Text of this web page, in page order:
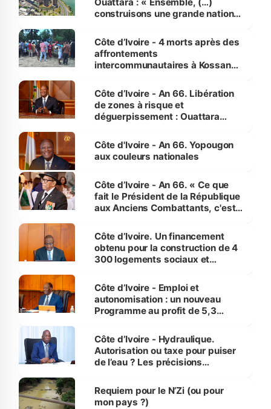
construisons une grande nation
générations futures »
Côte d’Ivoire - 4 morts après des
affrontements
intercommunautaires à Kossandji
milieu des sinistrés
Côte d’Ivoire - An 66. Libération
de zones à risque et
déguerpissement : Ouattara
l'Etat de droit pour préserver les
vies humaines »
Côte d'Ivoire - An 66. Yopougon
aux couleurs nationales
Côte d’Ivoire - An 66. « Ce que
fait le Président de la République
aux Anciens Combattants, c'est
Côte d’Ivoire. Un financement
obtenu pour la construction de 4
300 logements sociaux et
et Yamoussoukro
Côte d’Ivoire - Emploi et
autonomisation : un nouveau
Programme au profit de 5,3
Côte d’Ivoire - Hydraulique.
Autorisation ou taxe pour puiser
de l’eau ? Les précisions
Requiem pour le N’Zi (ou pour
mon pays ?)